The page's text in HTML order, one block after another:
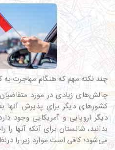
چند نکته مهم که هنگام مهاجرت به
چالش‌های زیادی در مورد
کشورهای دیگر برای پذیرش آنها
دیگر اروپایی و آمریکایی وجود
بدانید، شانستان برای آنکه آنها
می‌شود؛ کافی است موارد زیر را